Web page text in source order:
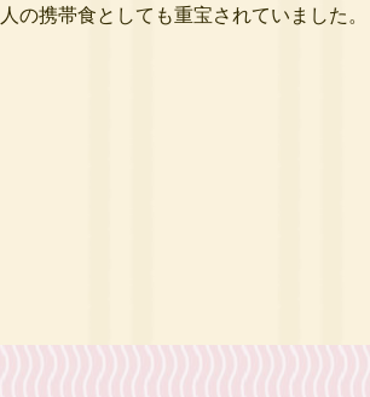
の携帯食としても重宝されていました。